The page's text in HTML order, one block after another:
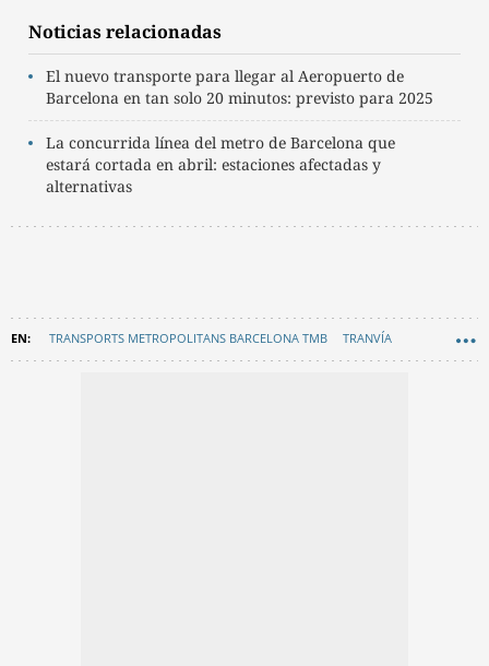
Noticias relacionadas
El nuevo transporte para llegar al Aeropuerto de
Barcelona en tan solo 20 minutos: previsto para 2025
La concurrida línea del metro de Barcelona que
estará cortada en abril: estaciones afectadas y
alternativas
TRANSPORTS METROPOLITANS BARCELONA TMB TRANVÍA